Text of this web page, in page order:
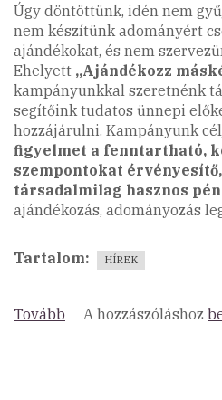
Úgy döntöttünk, idén nem
nem készítünk adományért
ajándékokat, és nem
Ehelyett „Ajándékozz
kampányunkkal szeretnénk
segítőink tudatos ünnepi
hozzájárulni. Kampányunk
figyelmet a fenntartható,
szempontokat érvényesítő,
társadalmilag hasznos
ajándékozás, adományozás
Tartalom HÍREK
Tovább („Ajándékozz
A hozzászóláshoz